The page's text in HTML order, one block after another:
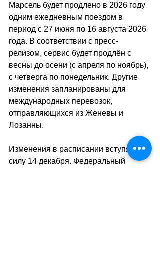
Марсель будет продлено в 2026 году
одним ежедневным поездом в
период с 27 июня по 16 августа 2026
года. В соответствии с пресс-
релизом, сервис будет продлён с
весны до осени (с апреля по ноябрь),
с четверга по понедельник. Другие
изменения запланированы для
международных перевозок,
отправляющихся из Женевы и
Лозанны.
Изменения в расписании вступят в
силу 14 декабря. Федеральный